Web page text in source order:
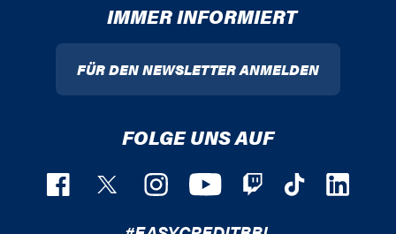
IMMER INFORMIERT
FÜR DEN NEWSLETTER ANMELDEN
FOLGE UNS AUF